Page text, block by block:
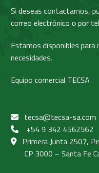
Si deseas contactarnos,
correo electrónico o por
Estamos disponibles
necesidades.
Equipo comercial TECSA
tecsa@tecsa-sa.com
+54 9 342 4562562
Primera Junta 2507,
CP 3000 – Santa Fe